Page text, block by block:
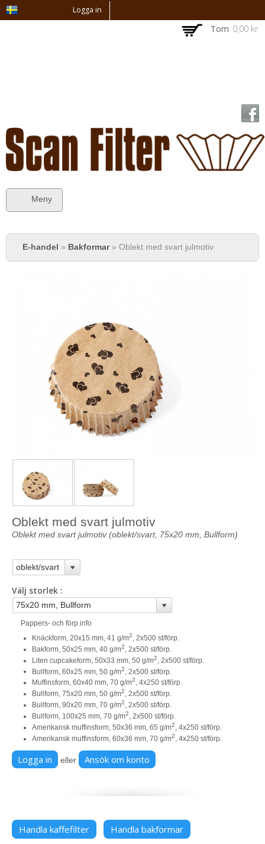
Hoppa till
huvudinnehåll
Logga in
Tom 0,00 kr
Meny
Du är här
E-handel » Bakformar» Oblekt med svart julmotiv
Oblekt med svart julmotiv
Oblekt med svart julmotiv (oblekt/svart, 75x20 mm, Bullform)
Välj storlek
Pappers- och förp.info
Knäckform, 20x15 mm, 41 g/m2
, 2x500 st/förp.
Bakform, 50x25 mm, 40 g/m2
, 2x500 st/förp.
Liten cupcakeform, 50x33 mm, 50 g/m2
, 2x500 st/förp.
Bullform, 60x25 mm, 50 g/m2
, 2x500 st/förp.
Muffinsform, 60x40 mm, 70 g/m2
, 4x250 st/förp.
Bullform, 75x20 mm, 50 g/m2
, 2x500 st/förp.
Bullform, 90x20 mm, 70 g/m2
, 2x500 st/förp.
Bullform, 100x25 mm, 70 g/m2
, 2x500 st/förp.
Amerikansk muffinsform, 50x36 mm, 65 g/m2
, 4x250 st/förp.
Amerikansk muffinsform, 60x36 mm, 70 g/m2 , 4x250 st/förp.
Logga in eller Ansök om konto
Handla kaffefilter Handla bakformar